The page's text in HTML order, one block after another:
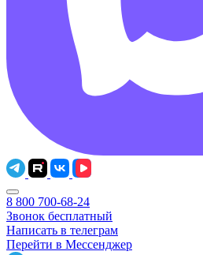
8 800 700-68-24
Звонок бесплатный
Написать в телеграм
Перейти в Мессенджер